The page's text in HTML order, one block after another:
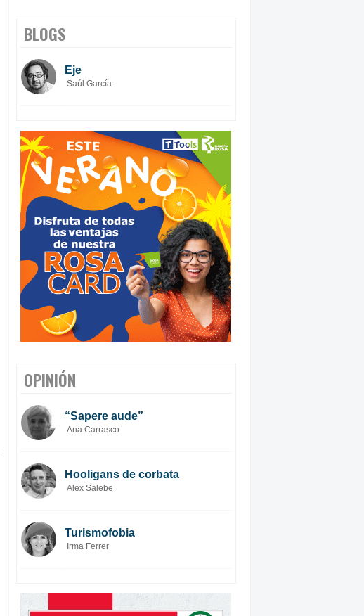
BLOGS
Eje
Saúl García
OPINIÓN
“Sapere aude”
Ana Carrasco
Hooligans de corbata
Alex Salebe
Turismofobia
Irma Ferrer